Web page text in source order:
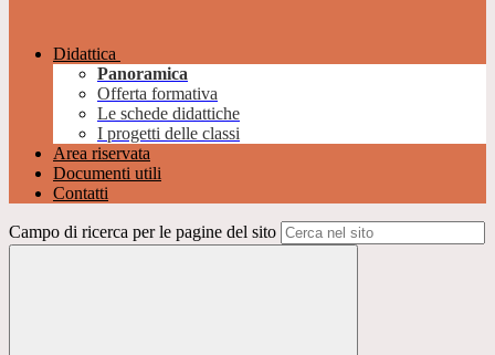
Didattica
Panoramica
Offerta formativa
Le schede didattiche
I progetti delle classi
Area riservata
Documenti utili
Contatti
Campo di ricerca per le pagine del sito